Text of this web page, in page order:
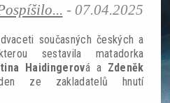
- 07.04.2025
současných českých a
sestavila matadorka
Haidingerová a Zdeněk
ze zakladatelů hnutí